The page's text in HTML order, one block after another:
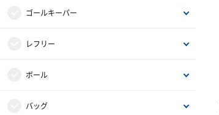
ジュニアスパイク
ジュニアトレーニングシューズ
ジュニアインドアシューズ
オフィシャルマーキング
ASVペスカドーラ町田関連グッズ
プラクティスパンツ
ハーフパンツ
インナーウェアー
スウェット
ウィンドブレーカー・ピステ
コート
ジュニアスパイク
ジュニアトレーニングシューズ
ジュニアインドアシューズ
ジュニアウェア
ゴールキーパー
GKウェアー
GKグローブ
GKグッズ
レフリー
レフリーウェアー
ホイッスル
ボール
サッカーボール3号・4号球
バッグ